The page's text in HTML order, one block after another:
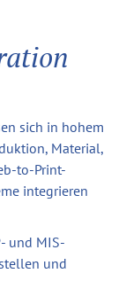
sich in hohem
Material,
to-Print-
integrieren
und MIS-
und